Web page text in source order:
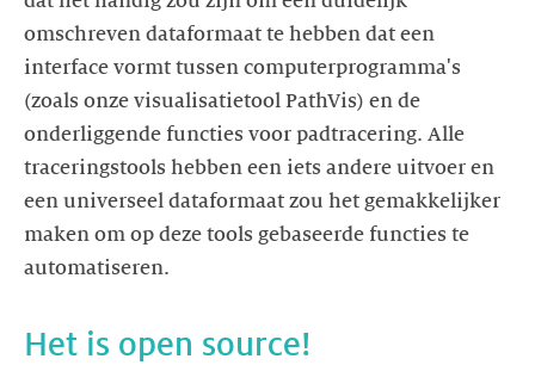
omschreven dataformaat te hebben dat een
interface vormt tussen computerprogramma's
(zoals onze visualisatietool PathVis) en de
onderliggende functies voor padtracering. Alle
traceringstools hebben een iets andere uitvoer en
een universeel dataformaat zou het gemakkelijker
maken om op deze tools gebaseerde functies te
automatiseren.
Het is open source!